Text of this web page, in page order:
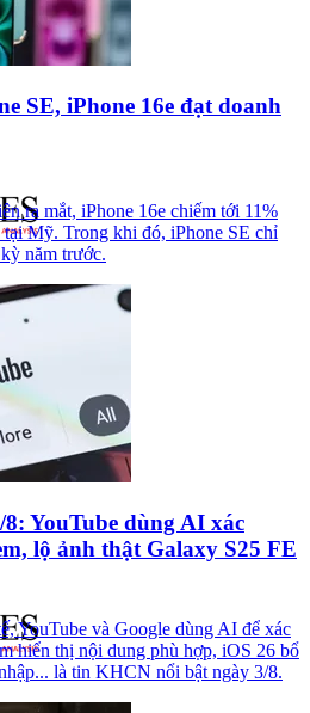
SE, iPhone 16e đạt doanh
ra mắt, iPhone 16e chiếm tới 11%
tại Mỹ. Trong khi đó, iPhone SE chỉ
năm trước.
YouTube dùng AI xác
lộ ảnh thật Galaxy S25 FE
YouTube và Google dùng AI để xác
hiển thị nội dung phù hợp, iOS 26 bổ
là tin KHCN nổi bật ngày 3/8.